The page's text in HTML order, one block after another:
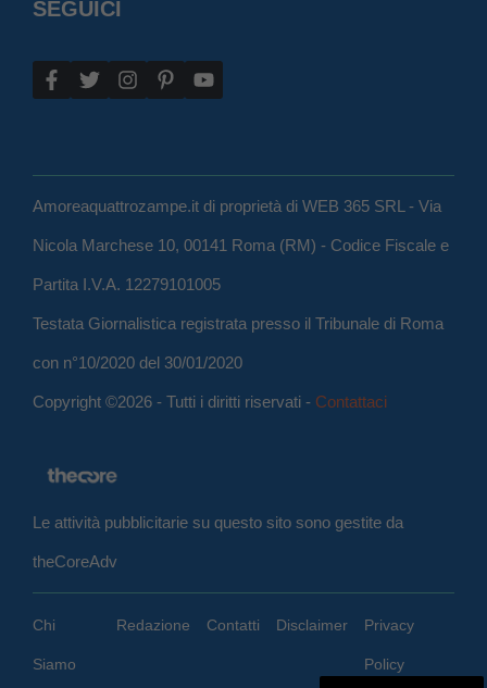
SEGUICI
Amoreaquattrozampe.it di proprietà di WEB 365 SRL - Via
Nicola Marchese 10, 00141 Roma (RM) - Codice Fiscale e
Partita I.V.A. 12279101005
Testata Giornalistica registrata presso il Tribunale di Roma
con n°10/2020 del 30/01/2020
Copyright ©2026 - Tutti i diritti riservati - Contattaci
Le attività pubblicitarie su questo sito sono gestite da
theCoreAdv
Chi
Siamo
Redazione Contatti Disclaimer Privacy
Policy